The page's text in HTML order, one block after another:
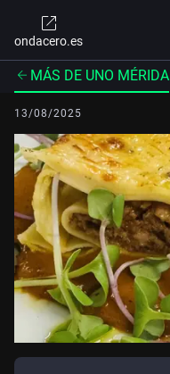
ondacero.es
MÁS DE UNO MÉRIDA
13/08/2025